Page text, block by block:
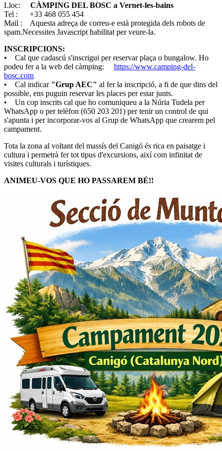
Lloc: CÀMPING DEL BOSC a Vernet-les-bains
Tel : +33 468 055 454
Mail : Aquesta adreça de correu-e està protegida dels robots de
spam.Necessites Javascript habilitat per veure-la.
INSCRIPCIONS:
• Cal que cadascú s'inscrigui per reservar plaça o bungalow. Ho
podeu fer a la web del càmping: https://www.camping-del-
bosc.com
• Cal indicar "Grup AEC" al fer la inscripció, a fi de que dins del
possible, ens puguin reservar les places per estar junts.
• Un cop inscrits cal que ho comuniqueu a la Núria Tudela per
WhatsApp o per telèfon (650 203 201) per tenir un control de qui
s'apunta i per incorporar-vos al Grup de WhatsApp que crearem pel
campament.
Tota la zona al voltant del massís del Canigó és rica en paisatge i
cultura i permetrà fer tot tipus d'excursions, així com infinitat de
visites culturals i turístiques.
ANIMEU-VOS QUE HO PASSAREM BÉ!!